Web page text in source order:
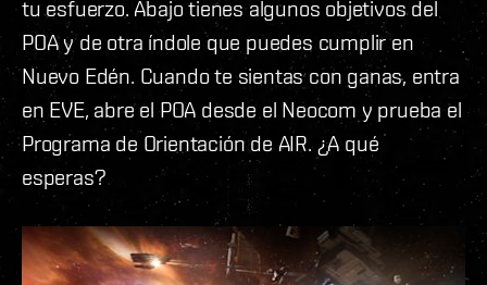
tu esfuerzo. Abajo tienes algunos objetivos del
POA y de otra índole que puedes cumplir en
Nuevo Edén. Cuando te sientas con ganas, entra
en EVE, abre el POA desde el Neocom y prueba el
Programa de Orientación de AIR. ¿A qué
esperas?